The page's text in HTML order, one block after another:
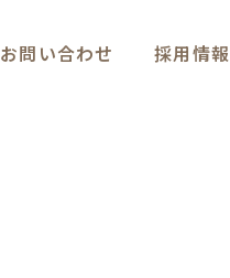
お問い合わせ 採用情報